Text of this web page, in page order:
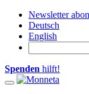
Newsletter
Deutsch
English
Spenden hilft!
Toggle navigation